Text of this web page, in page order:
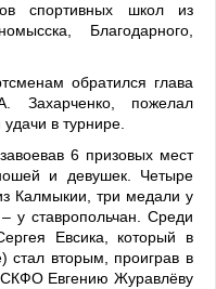
спортивных школ из
Благодарного,
обратился глава
Захарченко, пожелал
в турнире.
6 призовых мест
и девушек. Четыре
Калмыкии, три медали у
у ставропольчан. Среди
Евсика, который в
стал вторым, проиграв в
Евгению Журавлёву